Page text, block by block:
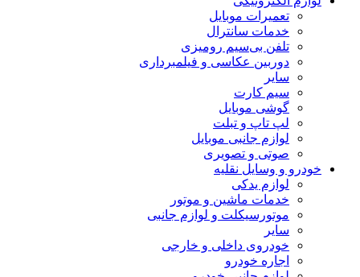
تعمیرات موبایل
خدمات سانترال
تلفن بی‌سیم رومیزی
دوربین عکاسی و فیلمبرداری
سایر
سیم کارت
گوشی موبایل
لپ تاپ و تبلت
لوازم جانبی موبایل
صوتی و تصویری
خودرو و وسایل نقلیه
لوازم یدکی
خدمات ماشین و موتور
موتورسیکلت و لوازم جانبی
سایر
خودروی داخلی و خارجی
اجاره خودرو